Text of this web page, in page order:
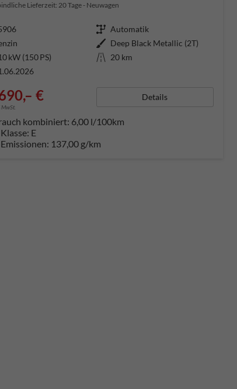
Lieferzeit: 20 Tage Neuwagen
Getriebe Automatik
Außenfarbe Deep Black Metallic (2T)
kW (150 PS) Kilometerstand 20 km
€ Details
kombiniert: 6,00 l/100km
E
137,00 g/km